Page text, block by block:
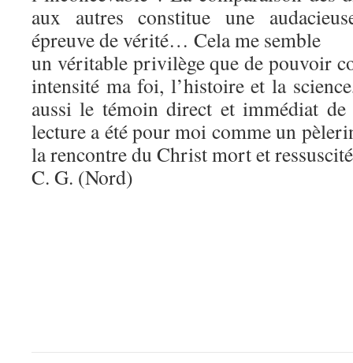
aux autres constitue une
épreuve de vérité… Cela me semble
un véritable privilège que de pouvoir
intensité ma foi, l’histoire et la
aussi le témoin direct et immédiat de
lecture a été pour moi comme un
la rencontre du Christ mort et
C. G. (Nord)